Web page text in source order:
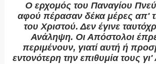
Ο ερχομός του Παναγίου
αφού πέρασαν δέκα μέρες απ'
του Χριστού. Δεν έγινε
Ανάληψη. Οι Απόστολοι
περιμένουν, γιατί αυτή ή
εντονότερη την επιθυμία τους